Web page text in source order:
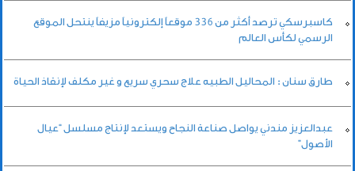
كاسبرسكي ترصد أكثر من 336 موقعاً إلكترونياً مزيفاً ينتحل الموقع
الرسمي لكأس العالم
طارق سنان : المحاليل الطبيه علاج سحري سريع و غير مكلف لإنقاذ الحياة
عبدالعزيز مندني يواصل صناعة النجاح ويستعد لإنتاج مسلسل “عيال
الأصول”